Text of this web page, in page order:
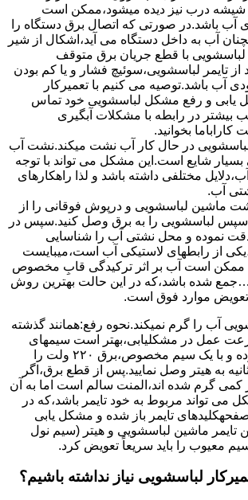
ﺷﯿﺸﻪ درب ﻧﯿﺰ دﯾﺪه میشود،ممکن است
باشد.در صورتی که اتصال برق دستگاه را
آب به داخل دستگاه می آید،اشکال از شیر
لباسشویی با قطع جریان برق متوقف
تایمر لباسشویی،سوئیچ فشار و یا کم بودن
آب باشد.توصیه می کنیم با تعمیرکار
و رفع مشکل لباسشویی خود تماس
بیشتر در رابطه با مشکلات آبگیری
بخوانید.
لباسشویی در ﺣﺎل ﮐﺎر آب ﻧﺸﺖ میکند.نشت آب
بسیار شایع است.این مشکل می تواند با توجه
مختلفی داشته باشد و لذا راهکارهای
آب.
ﭘﺸﺖ ﻣﺎﺷﯿﻦ لباسشویی و درپوش ﻓﻮﻗﺎﻧﯽ را از
ﺳﭙﺲ لباسشویی را ﺑﻪ ﺑﺮق وصل ﮐﻨﯿﺪ.سپس در
نموده و ﻣﺤﻞ نشتی آب را ﺷﻨﺎﺳﺎﯾﯽ
از رابطهای ﻻﺳﺘﯿﮑﯽ آب اﺳﺖ،میبایست
ﻣﻤﮑﻦ اﺳﺖ آب بر اثر ﺗﺮﮐﯿﺪﮔﯽ قابِ ﻣﺨﺼﻮص
شده ﺑﺎﺷﺪ،ﮐﻪ در این حالت بهترین روش
ﺗﻌﻮﯾﺾ ﻣﻮارد ﻓﻮق اﺳﺖ.
آب را ﮔﺮم نمیکند.نحوه رﻓﻊ:ﻫﻤﺎﻧﻨﺪ ﮔﺬﺷﺘﻪ
ﻋﻤﻞ در مشکلیابی،بهتر است سیمهای
راﺑﻂ ﻫﯿﺘﺮ را ﺟﺪا ﻧﻤﻮده و ﺑﺎ ﯾﮏ ﺳﯿﻢ ﻣﺨﺼﻮص،برق ۲۲۰ ولت را
و برای ۱۰ ﺛﺎﻧﯿﻪ ﺑﻪ ﻫﯿﺘﺮ وصل نمایید.ﭘﺲ از ﻗﻄﻊ ﺑﺮق،اﮔﺮ
کمی ﮔﺮم ﺷﺪه اند،اﻟﻤﻨﺖ ﺳﺎﻟﻢ است اما ﺑﻪ آن
می تواند مربوط به ﺧﻮد ﺗﺎﯾﻤﺮ باشد،ﮐﻪ در
ﺗﺎﯾﻤﺮ باز شده و مشکل یابی
ﺗﺎﯾﻤﺮ ماشین لباسشویی و ﻫﯿﺘﺮ (سیم ﻧﻮل
ﻣﻌﯿﻮب را ﺑﺎﯾﺪ سریعاً ﺗﻌﻮﯾﺾ کرد.
لباسشویی نیاز نداشته باشیم؟